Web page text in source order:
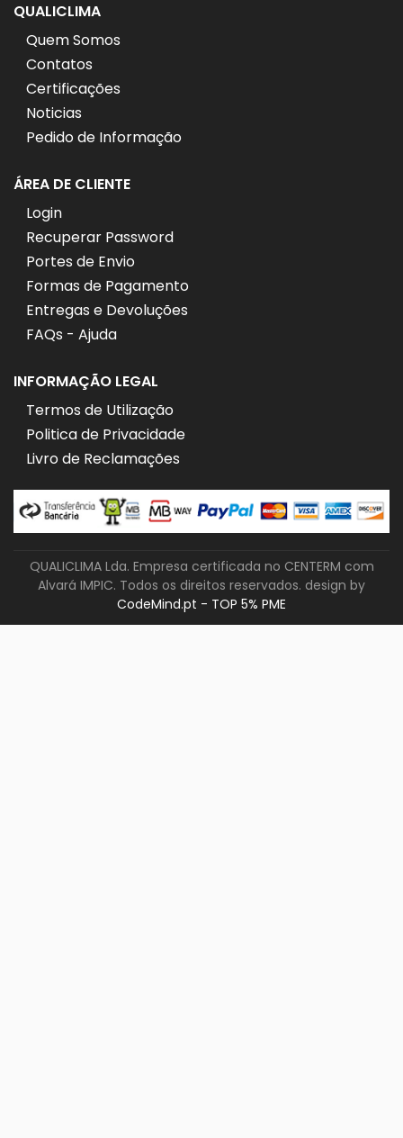
QUALICLIMA
Quem Somos
Contatos
Certificações
Noticias
Pedido de Informação
ÁREA DE CLIENTE
Login
Recuperar Password
Portes de Envio
Formas de Pagamento
Entregas e Devoluções
FAQs - Ajuda
INFORMAÇÃO LEGAL
Termos de Utilização
Politica de Privacidade
Livro de Reclamações
QUALICLIMA Lda. Empresa certificada no CENTERM com
Alvará IMPIC. Todos os direitos reservados. design by
CodeMind.pt - TOP 5% PME